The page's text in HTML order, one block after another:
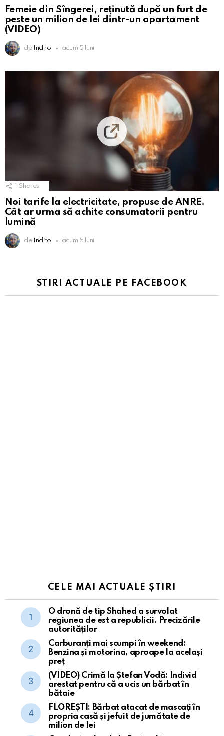
Femeie din Sîngerei, reținută după un furt de
peste un milion de lei dintr-un apartament
(VIDEO)
de Indiro acum 5 luni
Shares
Noi tarife la electricitate, propuse de ANRE.
Cât ar urma să achite consumatorii pentru
lumină
de Indiro acum 5 luni
STIRI ACTUALE PE FACEBOOK
CELE MAI ACTUALE ȘTIRI
O dronă de tip Shahed a survolat
regiunea de est a republicii. Precizările
autorităților
Carburanți mai scumpi în weekend:
Benzina și motorina, aproape la același
preț
(VIDEO) Crimă la Ștefan Vodă: Individ
arestat pentru că a ucis un bărbat în
bătaie
FLOREȘTI: Bărbat atacat de mascați în
propria casă și jefuit de jumătate de
milion de lei